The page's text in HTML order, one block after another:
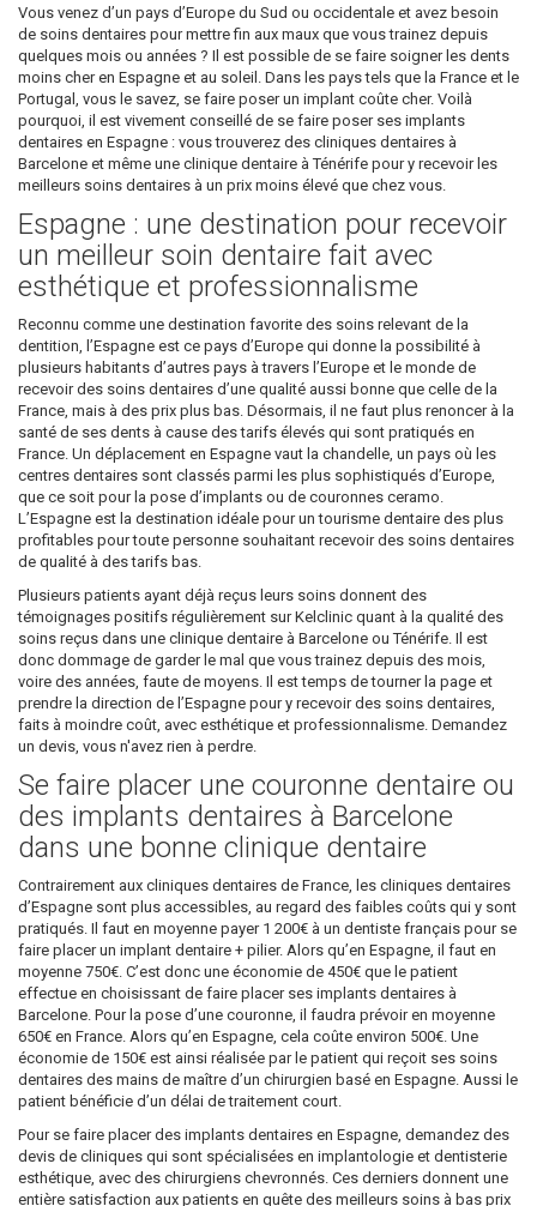
Vous venez d’un pays d’Europe du Sud ou occidentale et avez besoin
de soins dentaires pour mettre fin aux maux que vous trainez depuis
quelques mois ou années ? Il est possible de se faire soigner les dents
moins cher en Espagne et au soleil. Dans les pays tels que la France et le
Portugal, vous le savez, se faire poser un implant coûte cher. Voilà
pourquoi, il est vivement conseillé de se faire poser ses implants
dentaires en Espagne : vous trouverez des cliniques dentaires à
Barcelone et même une clinique dentaire à Ténérife pour y recevoir les
meilleurs soins dentaires à un prix moins élevé que chez vous.
Espagne : une destination pour recevoir
un meilleur soin dentaire fait avec
esthétique et professionnalisme
Reconnu comme une destination favorite des soins relevant de la
dentition, l’Espagne est ce pays d’Europe qui donne la possibilité à
plusieurs habitants d’autres pays à travers l’Europe et le monde de
recevoir des soins dentaires d’une qualité aussi bonne que celle de la
France, mais à des prix plus bas. Désormais, il ne faut plus renoncer à la
santé de ses dents à cause des tarifs élevés qui sont pratiqués en
France. Un déplacement en Espagne vaut la chandelle, un pays où les
centres dentaires sont classés parmi les plus sophistiqués d’Europe,
que ce soit pour la pose d’implants ou de couronnes ceramo.
L’Espagne est la destination idéale pour un tourisme dentaire des plus
profitables pour toute personne souhaitant recevoir des soins dentaires
de qualité à des tarifs bas.
Plusieurs patients ayant déjà reçus leurs soins donnent des
témoignages positifs régulièrement sur Kelclinic quant à la qualité des
soins reçus dans une clinique dentaire à Barcelone ou Ténérife. Il est
donc dommage de garder le mal que vous trainez depuis des mois,
voire des années, faute de moyens. Il est temps de tourner la page et
prendre la direction de l’Espagne pour y recevoir des soins dentaires,
faits à moindre coût, avec esthétique et professionnalisme. Demandez
un devis, vous n'avez rien à perdre.
Se faire placer une couronne dentaire ou
des implants dentaires à Barcelone
dans une bonne clinique dentaire
Contrairement aux cliniques dentaires de France, les cliniques dentaires
d’Espagne sont plus accessibles, au regard des faibles coûts qui y sont
pratiqués. Il faut en moyenne payer 1 200€ à un dentiste français pour se
faire placer un implant dentaire + pilier. Alors qu’en Espagne, il faut en
moyenne 750€. C’est donc une économie de 450€ que le patient
effectue en choisissant de faire placer ses implants dentaires à
Barcelone. Pour la pose d’une couronne, il faudra prévoir en moyenne
650€ en France. Alors qu’en Espagne, cela coûte environ 500€. Une
économie de 150€ est ainsi réalisée par le patient qui reçoit ses soins
dentaires des mains de maître d’un chirurgien basé en Espagne. Aussi le
patient bénéficie d’un délai de traitement court.
Pour se faire placer des implants dentaires en Espagne, demandez des
devis de cliniques qui sont spécialisées en implantologie et dentisterie
esthétique, avec des chirurgiens chevronnés. Ces derniers donnent une
entière satisfaction aux patients en quête des meilleurs soins à bas prix